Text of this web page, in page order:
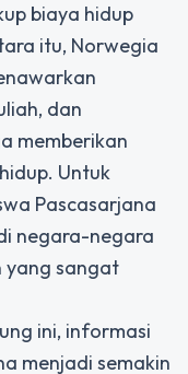
biaya hidup
itu, Norwegia
dan
memberikan
Untuk
Pascasarjana
negara-negara
yang sangat
ini, informasi
menjadi semakin